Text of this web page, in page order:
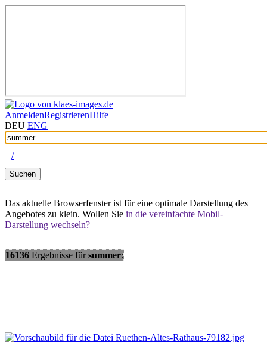
AnmeldenRegistrierenHilfe
DEU ENG
Suchen
Das aktuelle Browserfenster ist für eine optimale Darstellung des
Angebotes zu klein. Wollen Siein die vereinfachte Mobil-
Darstellung wechseln?
16136Ergebnissefürsummer: